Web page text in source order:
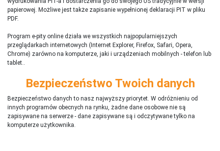
papierowej. Możliwe jest także zapisanie wypełnionej deklaracji PIT w pliku
PDF.
Program e-pity online działa we wszystkich najpopularniejszych
przeglądarkach internetowych (Internet Explorer, Firefox, Safari, Opera,
Chrome) zarówno na komputerze, jaki i urządzeniach mobilnych - telefon lub
tablet..
Bezpieczeństwo Twoich danych
Bezpieczeństwo danych to nasz najwyższy priorytet. W odróżnieniu od
innych programów obecnych na rynku, żadne dane osobowe nie są
zapisywane na serwerze - dane zapisywane są i odczytywane tylko na
komputerze użytkownika.